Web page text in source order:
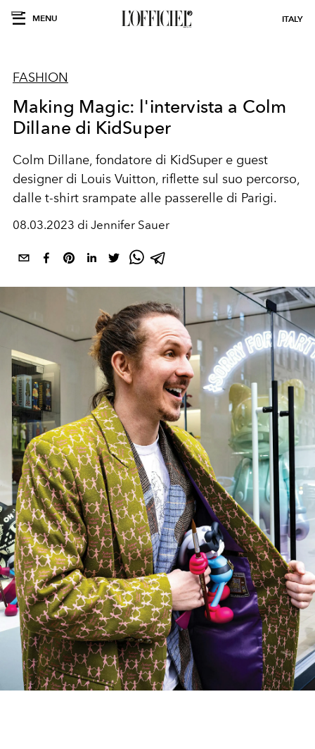
MENU ITALY
FASHION
Making Magic: l'intervista a Colm
Dillane di KidSuper
Colm Dillane, fondatore di KidSuper e guest
designer di Louis Vuitton, riflette sul suo percorso,
dalle t-shirt srampate alle passerelle di Parigi.
08.03.2023 di Jennifer Sauer